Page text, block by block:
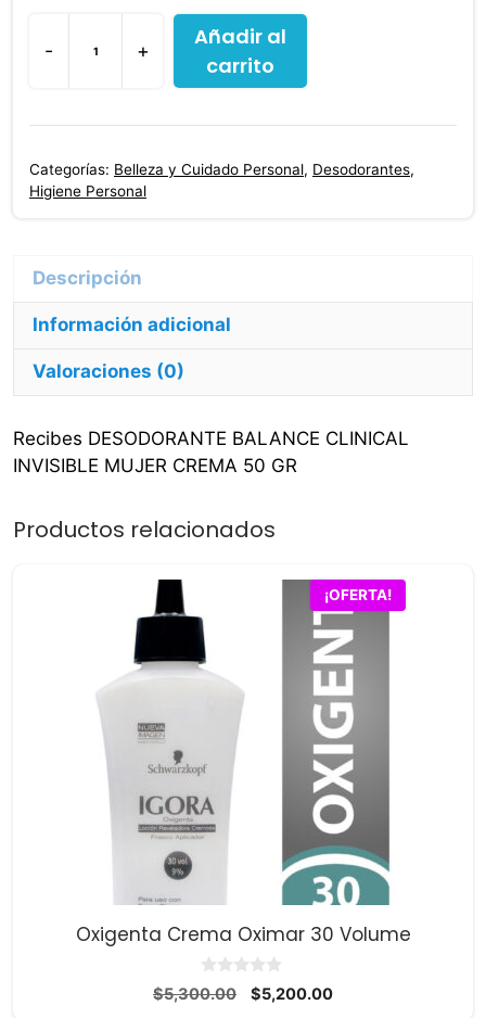
-
Desodorante
Balance
Clinical
Mujer
cantidad
+
Añadir al
carrito
Categorías: Belleza y Cuidado Personal, Desodorantes,
Higiene Personal
Información adicional
Valoraciones (0)
Recibes DESODORANTE BALANCE CLINICAL
INVISIBLE MUJER CREMA 50 GR
Productos relacionados
¡OFERTA!
Oxigenta Crema Oximar 30 Volume
0
d
$5,300.00
El
$5,200.00El